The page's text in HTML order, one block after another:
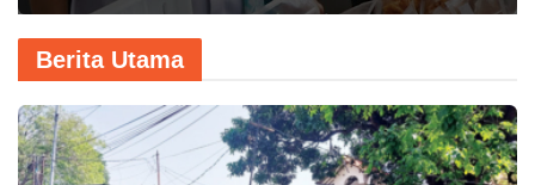
Berita Utama